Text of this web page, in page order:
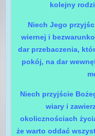
kolejny
Niech Jego
wiernej i
dar przebaczenia,
pokój, na dar
Niech przyjście
wiary i
okolicznościach
że warto oddać